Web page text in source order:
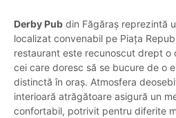
Derby Pub din Făgăraș reprezintă
localizat convenabil pe Piața
restaurant este recunoscut drept
cei care doresc să se bucure de o
distinctă în oraș. Atmosfera
interioară atrăgătoare asigură un
confortabil, potrivit pentru diferite